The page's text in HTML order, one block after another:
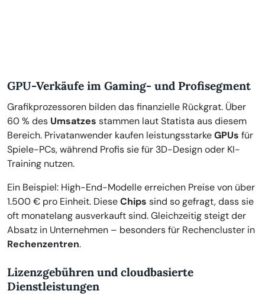
GPU-Verkäufe im Gaming- und Profisegment
Grafikprozessoren bilden das finanzielle Rückgrat. Über
60 % des Umsatzes stammen laut Statista aus diesem
Bereich. Privatanwender kaufen leistungsstarkeGPUs für
Spiele-PCs, während Profis sie für 3D-Design oder KI-
Training nutzen.
Ein Beispiel: High-End-Modelle erreichen Preise von über
1.500 € pro Einheit. DieseChips sind so gefragt, dass sie
oft monatelang ausverkauft sind. Gleichzeitig steigt der
Absatz in Unternehmen – besonders für Rechencluster in
Rechenzentren.
Lizenzgebühren und cloudbasierte
Dienstleistungen